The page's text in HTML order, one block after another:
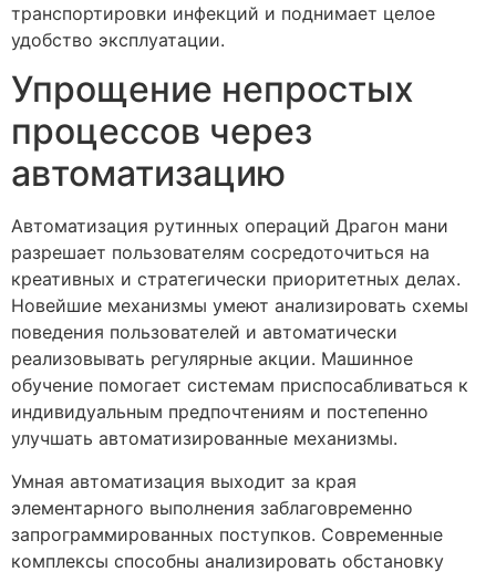
транспортировки инфекций и поднимает целое
удобство эксплуатации.
Упрощение непростых
процессов через
автоматизацию
Автоматизация рутинных операций Драгон мани
разрешает пользователям сосредоточиться на
креативных и стратегически приоритетных делах.
Новейшие механизмы умеют анализировать схемы
поведения пользователей и автоматически
реализовывать регулярные акции. Машинное
обучение помогает системам приспосабливаться к
индивидуальным предпочтениям и постепенно
улучшать автоматизированные механизмы.
Умная автоматизация выходит за края
элементарного выполнения заблаговременно
запрограммированных поступков. Современные
комплексы способны анализировать обстановку